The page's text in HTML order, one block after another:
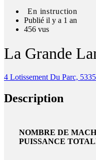
En instruction
Publié il y a 1 an
456 vus
La Grande
4 Lotissement Du Parc,
Description
NOMBRE DE
PUISSANCE